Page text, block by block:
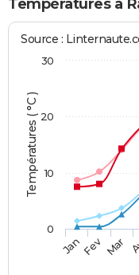
Températures à
Températures ( °C )
Source :
JanFev Mar
0
10
20
30